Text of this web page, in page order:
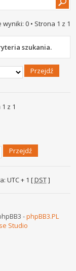
0 • Strona 1 z 1
szukania.
1 z 1
UTC + 1 [DST]
-phpBB3.PL
Studio